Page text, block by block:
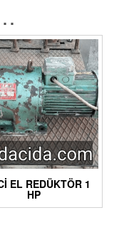
EL REDÜKTÖR 1
HP